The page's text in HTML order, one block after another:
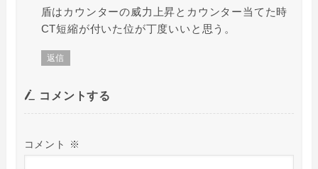
盾はカウンターの威力上昇とカウンター当てた時
CT短縮が付いた位が丁度いいと思う。
返信
コメントする
コメント ※